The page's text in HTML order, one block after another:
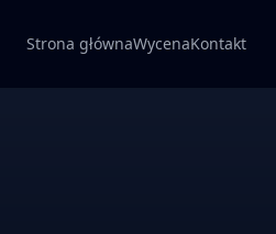
Strona głównaWycenaKontakt